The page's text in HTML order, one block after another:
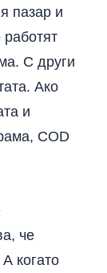
пазар и
С други
Ако
и
COD
че
когато